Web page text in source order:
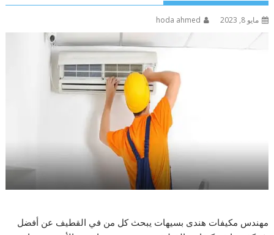
مايو 8, 2023 hoda ahmed
مهندس مكيفات هندى بسيهات يبحث كل من في القطيف عن أفضل